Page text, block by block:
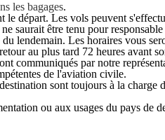
les bagages.
le départ. Les vols peuvent
saurait être tenu pour
lendemain. Les horaires vous
au plus tard 72 heures avant
communiqués par notre
de l'aviation civile.
sont toujours à la
ou aux usages du pays de